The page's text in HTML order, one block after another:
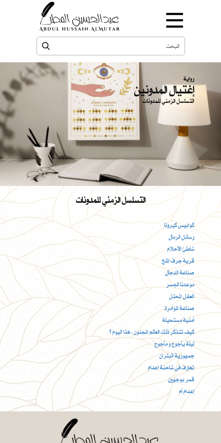
رواية
إغتيال المدونين
التسلسل الزمني للمدونات
التسلسل الزمني للمدونات
كوابيس كيرونا
رسائل الرمال
شاطئ الأحلام
قرية جرف الملح
صناعة الدجال
موعدنا الجسر
العقل المحتل
صناعة المؤامرة
أمنية مستحيلة
كيف تتذكر ذلك العالم المجنون ، هذا اليوم ؟
ليلة يأجوج و مأجوج
جمهورية البتران
تعارف في شاحنة إعدام
قمر بوجهين
إعدام أم